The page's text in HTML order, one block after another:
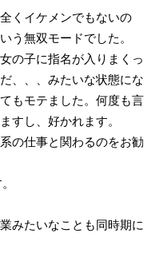
くイケメンでもないの
う無双モードでした。
の子に指名が入りまくっ
、、、みたいな状態にな
もモテました。何度も言
すし、好かれます。
の仕事と関わるのをお勧
みたいなことも同時期に